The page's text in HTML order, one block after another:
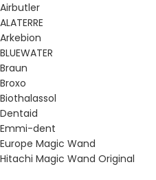
Airbutler
ALATERRE
Arkebion
BLUEWATER
Braun
Broxo
Biothalassol
Dentaid
Emmi-dent
Europe Magic Wand
Hitachi Magic Wand Original